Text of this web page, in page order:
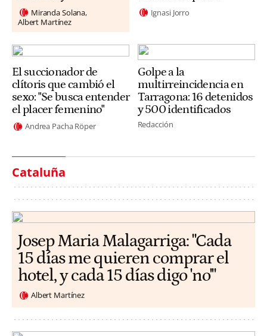
Miranda Solana
Albert Martínez
Ignasi Jorro
El succionador de
clítoris que cambió el
sexo: "Se busca entender
el placer femenino"
Andrea Pacha Röper
Golpe a la
multirreincidencia en
Tarragona: 16 detenidos
y 500 identificados
Redacción
Cataluña
​​Josep Maria Malagarriga: "Cada
15 días me quieren comprar el
hotel, y cada 15 días digo 'no'"
Albert Martínez